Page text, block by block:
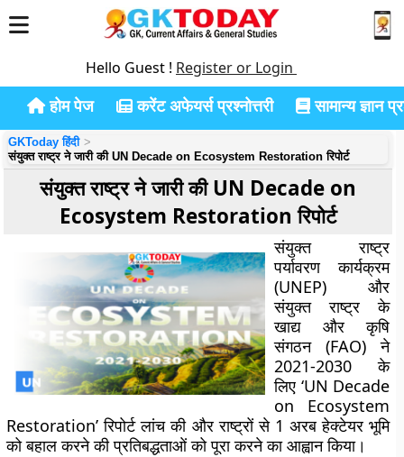
Hello Guest ! Register or Login
होम पेज करेंट अफेयर्स प्रश्नोत्तरी सामान्य ज्ञान
GKToday हिंदी
संयुक्त राष्ट्र ने जारी की UN Decade on Ecosystem Restoration रिपोर्ट
संयुक्त राष्ट्र ने जारी की UN Decade on
Ecosystem Restoration रिपोर्ट
संयुक्त राष्ट्र
पर्यावरण कार्यक्रम
(UNEP) और
संयुक्त राष्ट्र के
खाद्य और कृषि
संगठन (FAO) ने
2021-2030 के
लिए ‘UN Decade
on Ecosystem
Restoration’ रिपोर्ट लांच की और राष्ट्रों से 1 अरब हेक्टेयर भूमि
को बहाल करने की प्रतिबद्धताओं को पूरा करने का आह्वान किया।